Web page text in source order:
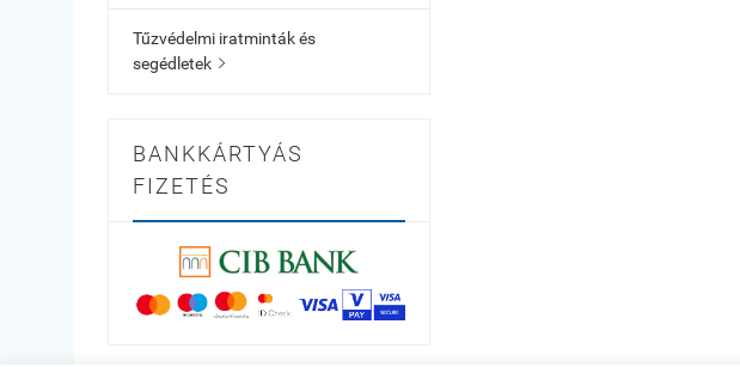
Tűzvédelmi iratminták és
segédletek 
BANKKÁRTYÁS
FIZETÉS